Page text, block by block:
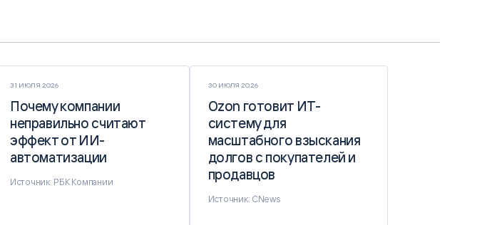
31 ИЮЛЯ 2026
Почему компании
неправильно считают
эффект от ИИ-
автоматизации
Почему компании
неправильно считают
эффект от ИИ-
автоматизации
Источник: РБК Компании
30 ИЮЛЯ 2026
Ozon готовит ИТ-
систему для
масштабного взыскания
долгов с покупателей и
продавцов
Ozon готовит ИТ-
систему для
масштабного взыскания
долгов с покупателей и
продавцов
Источник: CNews